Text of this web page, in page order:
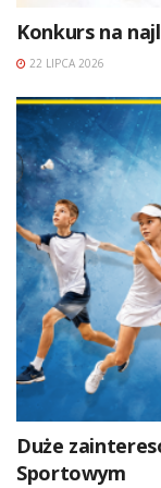
Konkurs na
22 LIPCA 2026
Duże
Sportowym